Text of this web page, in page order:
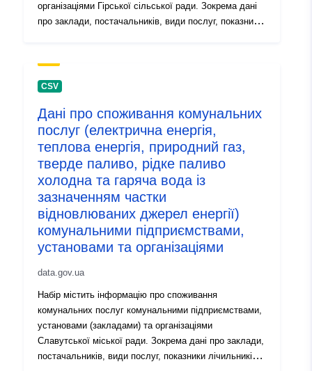
організаціями Гірської сільської ради. Зокрема дані
про заклади, постачальників, види послуг, показники
CSV
Дані про споживання комунальних
послуг (електрична енергія,
теплова енергія, природний газ,
тверде паливо, рідке паливо
холодна та гаряча вода із
зазначенням частки
відновлюваних джерел енергії)
комунальними підприємствами,
установами та організаціями
data.gov.ua
Набір містить інформацію про споживання
комунальних послуг комунальними підприємствами,
установами (закладами) та організаціями
Славутської міської ради. Зокрема дані про заклади,
постачальників, види послуг, показники лічильників,